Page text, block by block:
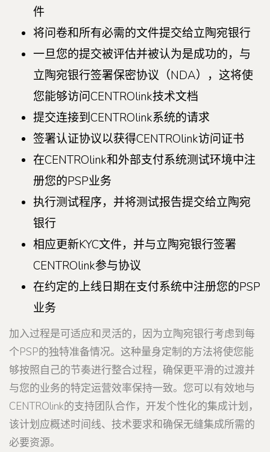
件
将问卷和所有必需的文件提交给立陶宛银行
一旦您的提交被评估并被认为是成功的，与
立陶宛银行签署保密协议（NDA），这将使
您能够访问CENTROlink技术文档
提交连接到CENTROlink系统的请求
签署认证协议以获得CENTROlink访问证书
在CENTROlink和外部支付系统测试环境中注
册您的PSP业务
执行测试程序，并将测试报告提交给立陶宛
银行
相应更新KYC文件，并与立陶宛银行签署
CENTROlink参与协议
在约定的上线日期在支付系统中注册您的PSP
业务
加入过程是可适应和灵活的，因为立陶宛银行考虑到每
个PSP的独特准备情况。这种量身定制的方法将使您能
够按照自己的节奏进行整合过程，确保更平滑的过渡并
与您的业务的特定运营效率保持一致。您可以有效地与
CENTROlink的支持团队合作，开发个性化的集成计划，
该计划应概述时间线、技术要求和确保无缝集成所需的
必要资源。